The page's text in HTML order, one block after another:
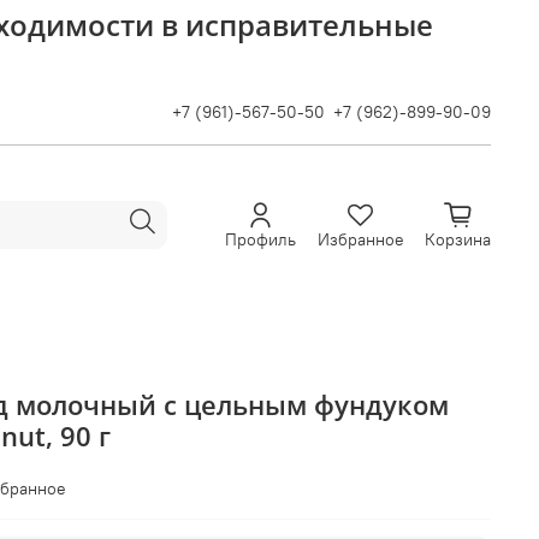
в исправительные
+7 (961)-567-50-50 +7 (962)-899-90-09
Профиль Избранное Корзина
молочный с цельным фундуком
90 г